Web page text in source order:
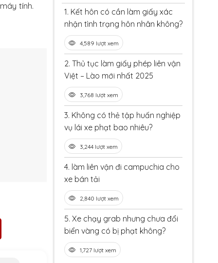
tính.
1. Kết hôn có cần làm giấy xác
nhận tình trạng hôn nhân không?
4,589 lượt xem
2. Thủ tục làm giấy phép liên vận
Việt – Lào mới nhất 2025
3,768 lượt xem
3. Không có thẻ tập huấn nghiệp
vụ lái xe phạt bao nhiêu?
3,244 lượt xem
4. làm liên vận đi campuchia cho
xe bán tải
2,840 lượt xem
5. Xe chạy grab nhưng chưa đổi
biển vàng có bị phạt không?
1,727 lượt xem